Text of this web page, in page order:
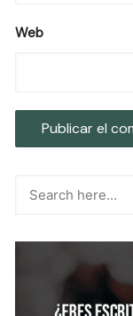
Web